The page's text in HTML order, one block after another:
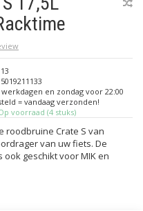
werkdagen en zondag voor 22:00
= vandaag verzonden!
voorraad (4 stuks)
roodbruine Crate S van
van uw fiets. De
geschikt voor MIK en